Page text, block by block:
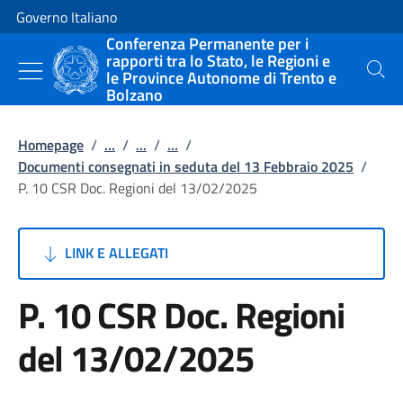
Vai al contenuto
Vai alla navigazione del sito
Governo Italiano
Conferenza Permanente per i
rapporti tra lo Stato, le Regioni e
le Province Autonome di Trento e
Bolzano
Cerca
Homepage / ... / ... / ... /
Documenti consegnati in seduta del 13 Febbraio 2025 /
P. 10 CSR Doc. Regioni del 13/02/2025
LINK E ALLEGATI
P. 10 CSR Doc. Regioni
del 13/02/2025